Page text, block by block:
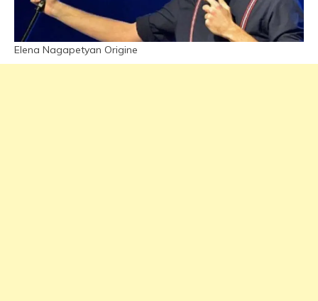
Elena Nagapetyan Origine